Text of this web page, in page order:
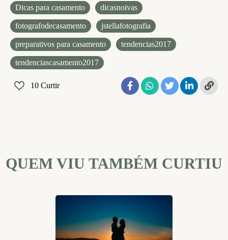
Dicas para casamento dicasnoivas
fotografodecasamento jstellafotografia
preparativos para casamento tendencias2017
tendenciascasamento2017
10 Curtir
QUEM VIU TAMBÉM CURTIU